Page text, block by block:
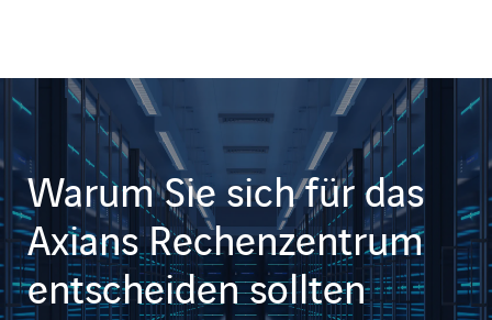
Warum Sie sich für das
Axians Rechenzentrum
entscheiden sollten